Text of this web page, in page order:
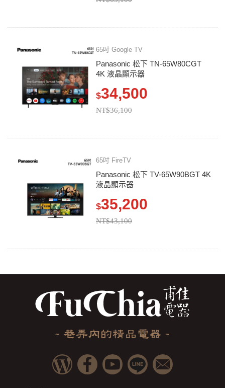
65吋 Google TV
Panasonic 松下 TN-65W80CGT
4K 液晶顯示器
$34,500
NT$36,100
65吋 FireTV
Panasonic 松下 TV-65W90BGT 4K
液晶顯示器
$35,200
NT$43,100